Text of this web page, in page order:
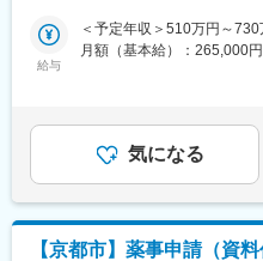
オペレーション対応に留ま
を踏まえながら、より売上
■魅力・やりがい：
◎世界各国の市場に関わり
むことが可能です。
◎市場分析～施策実行まで
業両方のスキルが身につき
◎将来的には海外赴任など
描けられます。
運営実務を担う方、および
方を募集します。
育を担う部門です。企業理
のための研修・施策、新
Learning、キャリア採用者
います。
単なる研修運営ではなく、
定める事業所
給与
＜予定年収＞510万円～
月額（基本給）：265,000
の負担は御座います。実費
身）、25万（家族帯同）、
なります。賃金はあくまで
下する可能性があります。
す。
気になる
【京都市】薬事申請（資